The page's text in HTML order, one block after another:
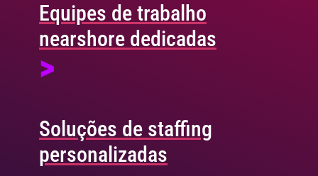
Equipes de trabalho
nearshore dedicadas
>
Soluções de staffing
personalizadas